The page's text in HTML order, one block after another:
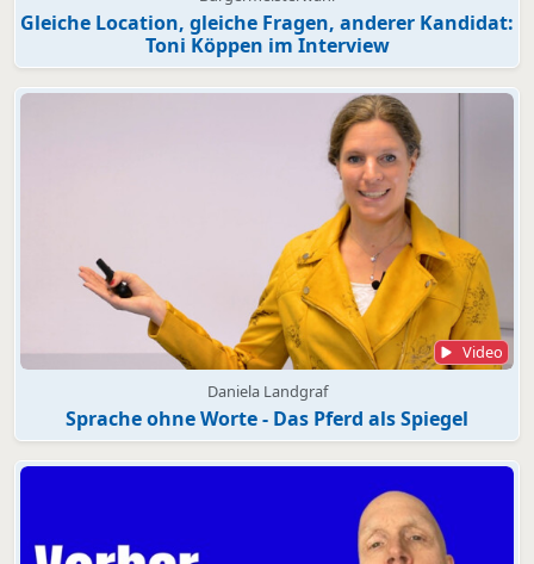
Gleiche Location, gleiche Fragen, anderer Kandidat:
Toni Köppen im Interview
Video
Daniela Landgraf
Sprache ohne Worte - Das Pferd als Spiegel